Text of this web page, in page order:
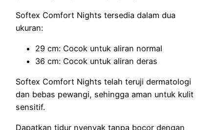
Softex Comfort Nights tersedia dalam dua
ukuran:
29 cm: Cocok untuk aliran normal
36 cm: Cocok untuk aliran deras
Softex Comfort Nights telah teruji dermatologi
dan bebas pewangi, sehingga aman untuk kulit
sensitif.
Dapatkan tidur nyenyak tanpa bocor dengan